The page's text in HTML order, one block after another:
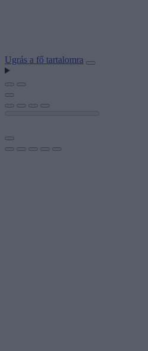
Ugrás a fő tartalomra